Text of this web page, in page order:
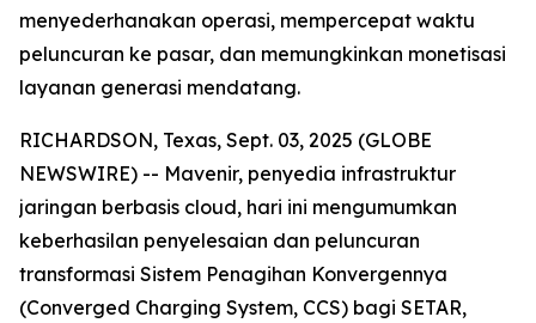
menyederhanakan operasi, mempercepat waktu
peluncuran ke pasar, dan memungkinkan monetisasi
layanan generasi mendatang.
RICHARDSON, Texas, Sept. 03, 2025 (GLOBE
NEWSWIRE) -- Mavenir, penyedia infrastruktur
jaringan berbasis cloud, hari ini mengumumkan
keberhasilan penyelesaian dan peluncuran
transformasi Sistem Penagihan Konvergennya
(Converged Charging System, CCS) bagi SETAR,